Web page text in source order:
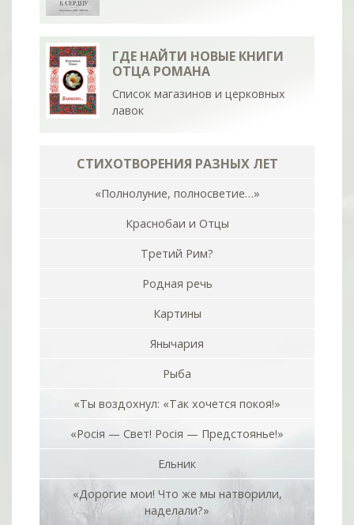
ГДЕ НАЙТИ НОВЫЕ КНИГИ
ОТЦА РОМАНА
Список магазинов и церковных
лавок
СТИХОТВОРЕНИЯ РАЗНЫХ ЛЕТ
«Полнолуние, полносветие…»
Краснобаи и Отцы
Третий Рим?
Родная речь
Картины
Янычария
Рыба
«Ты воздохнул: «Так хочется покоя!»
«Росiя — Свет! Росiя — Предстоянье!»
Ельник
«Дорогие мои! Что же мы натворили,
наделали?»